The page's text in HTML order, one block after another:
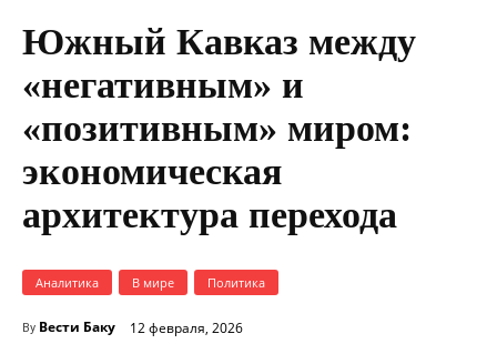
Южный Кавказ между
«негативным» и
«позитивным» миром:
экономическая
архитектура перехода
Аналитика В мире Политика
By Вести Баку 12 февраля, 2026